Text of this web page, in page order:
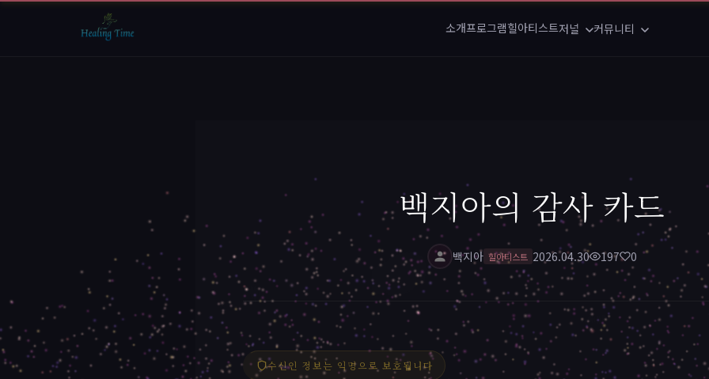
소개프로그램힐아티스트저널 커뮤니티
백지아의 감사 카드
백지아 힐아티스트 2026.04.30 197 0
수신인 정보는 익명으로 보호됩니다